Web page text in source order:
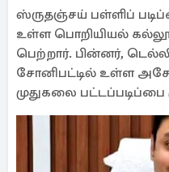
ஸ்ருதஞ்சய் பள்ளிப்
உள்ள பொறியியல்
பெற்றார். பின்னர்,
சோனிபட்டில் உள்ள
முதுகலை பட்டப்படிப்பை